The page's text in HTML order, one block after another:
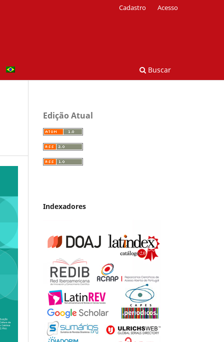
Buscar
Cadastro Acesso
Edição Atual
Indexadores